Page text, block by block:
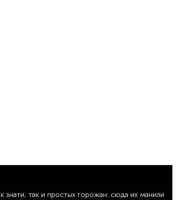
знати, так и простых горожан: сюда их манили